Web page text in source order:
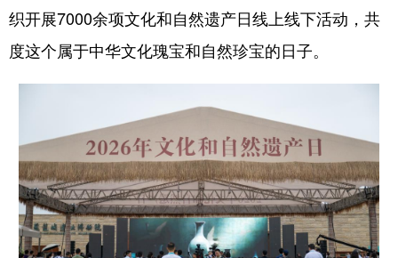
公益 一带一路 亚太网 上市公司
文化产业
地方频道
北京 天津 河北 山西
辽宁 吉林 上海 江苏
浙江 安徽 福建 江西
织开展7000余项文化和自然遗产日线上线下活动，共
度这个属于中华文化瑰宝和自然珍宝的日子。